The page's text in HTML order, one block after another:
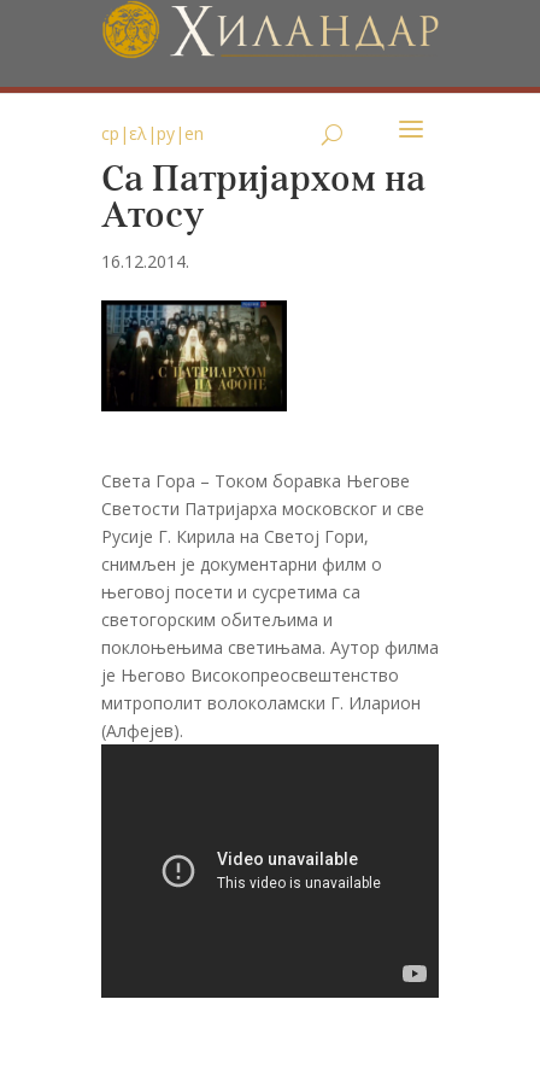
ср | ελ|ру| en
Са Патријархом на
Атосу
16.12.2014.
Света Гора – Током боравка Његове
Светости Патријарха московског и све
Русије Г. Кирила на Светој Гори,
снимљен је документарни филм о
његовој посети и сусретима са
светогорским обитељима и
поклоњењима светињама. Аутор филма
је Његово Високопреосвештенство
митрополит волоколамски Г. Иларион
(Алфејев).